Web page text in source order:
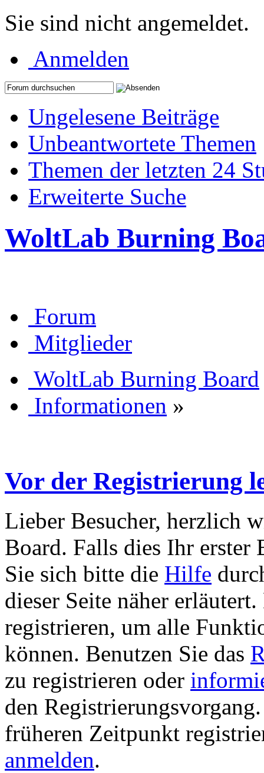
Sie sind nicht angemeldet.
Anmelden
Ungelesene Beiträge
Unbeantwortete Themen
Themen der letzten 24
Erweiterte Suche
WoltLab Burning
Forum
Mitglieder
WoltLab Burning Board
Informationen »
Vor der Registrierung
Lieber Besucher, herzlich
Board. Falls dies Ihr erster
Sie sich bitte die Hilfe
dieser Seite näher
registrieren, um alle
können. Benutzen Sie das
zu registrieren oder
den
früheren Zeitpunkt
anmelden.